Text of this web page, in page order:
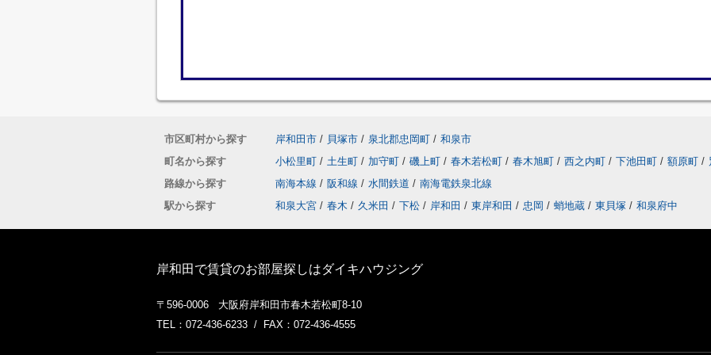
市区町村から探す 岸和田市 / 貝塚市 / 泉北郡忠岡町 / 和泉市
町名から探す
小松里町 / 土生町 / 加守町 / 磯上町 / 春木若松町 / 春木旭町 / 西之内町 / 下池田町 / 額原町 /
路線から探す
南海本線 / 阪和線 / 水間鉄道 / 南海電鉄泉北線
駅から探す
和泉大宮 / 春木 / 久米田 / 下松 / 岸和田 / 東岸和田 / 忠岡 / 蛸地蔵 / 東貝塚 / 和泉府中
岸和田で賃貸のお部屋探しはダイキハウジング
〒596-0006 大阪府岸和田市春木若松町8-10
TEL：072-436-6233 / FAX：072-436-4555